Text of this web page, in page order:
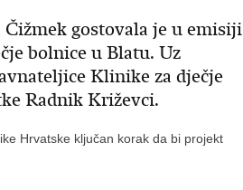
gostovala je u emisiji
bolnice u Blatu. Uz
Klinike za dječje
Radnik Križevci.
Hrvatske ključan korak da bi projekt